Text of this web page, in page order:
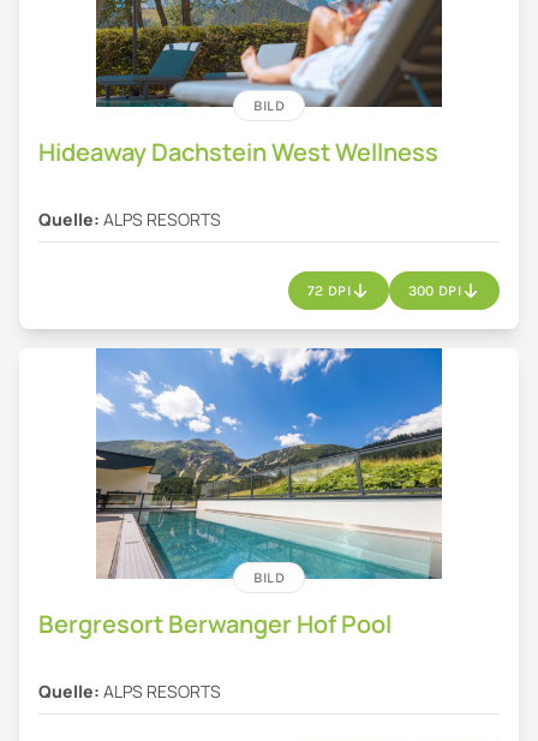
BILD
Hideaway Dachstein West Wellness
Quelle: ALPS RESORTS
72 DPI 300 DPI
BILD
Bergresort Berwanger Hof Pool
Quelle: ALPS RESORTS